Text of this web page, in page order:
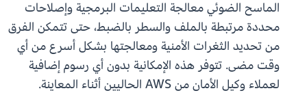
الماسح الضوئي معالجة التعليمات البرمجية وإصلاحات
محددة مرتبطة بالملف والسطر بالضبط، حتى تتمكن الفرق
من تحديد الثغرات الأمنية ومعالجتها بشكل أسرع من أي
وقت مضى. تتوفر هذه الإمكانية بدون أي رسوم إضافية
لعملاء وكيل الأمان من AWS الحاليين أثناء المعاينة.